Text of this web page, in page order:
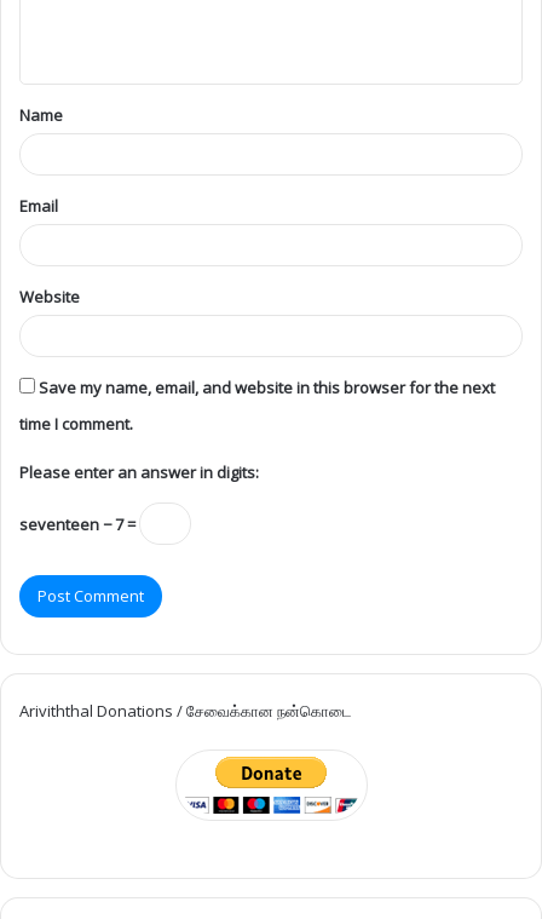
Name
Email
Website
Save my name, email, and website in this browser for the next
time I comment.
Please enter an answer in digits:
seventeen − 7 =
Ariviththal Donations / சேவைக்கான நன்கொடை